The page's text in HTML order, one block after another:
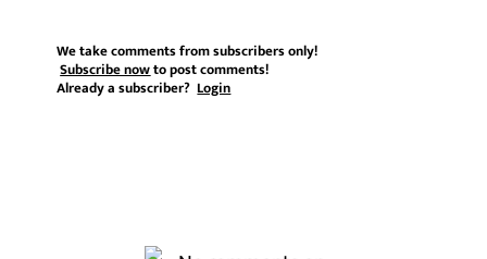
We take comments from subscribers only!
Subscribe nowto post comments!
Already a subscriber?Login